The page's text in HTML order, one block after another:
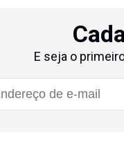
E seja o